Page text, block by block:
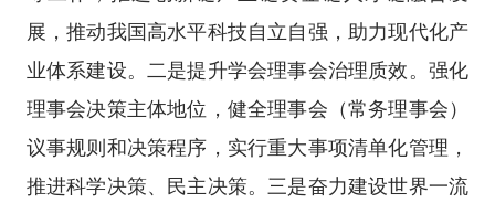
展，推动我国高水平科技自立自强，助力现代化产
业体系建设。二是提升学会理事会治理质效。强化
理事会决策主体地位，健全理事会（常务理事会）
议事规则和决策程序，实行重大事项清单化管理，
推进科学决策、民主决策。三是奋力建设世界一流